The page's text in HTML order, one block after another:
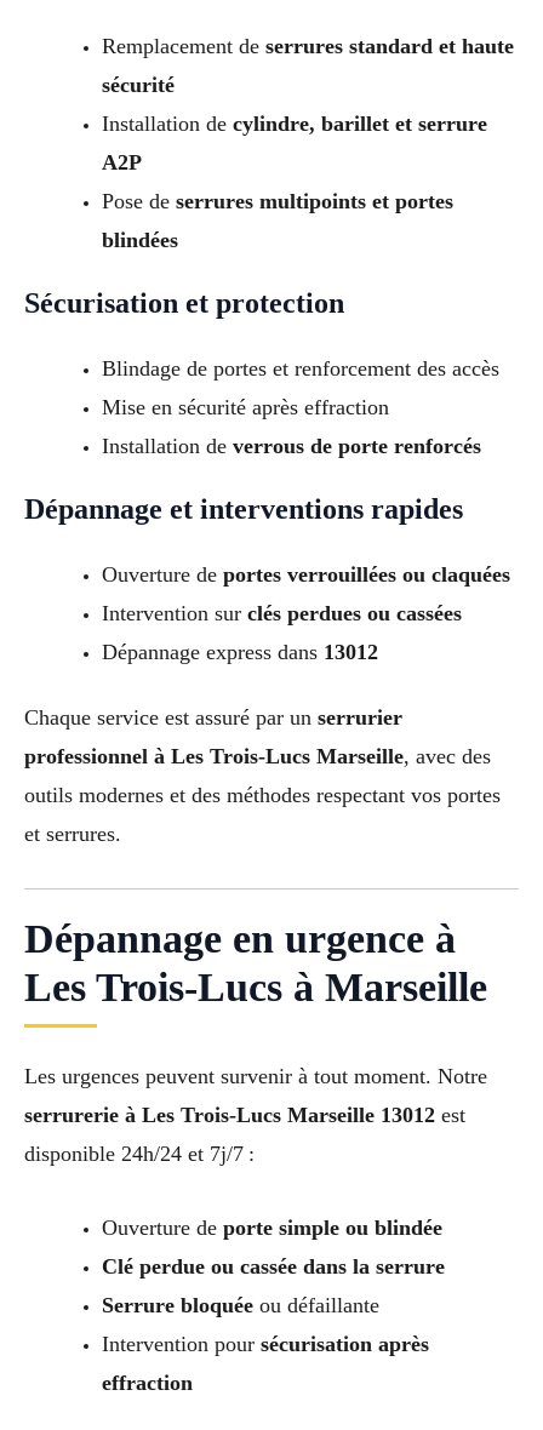
Remplacement de serrures standard et haute
sécurité
Installation de cylindre, barillet et serrure
A2P
Pose de serrures multipoints et portes
blindées
Sécurisation et protection
Blindage de portes et renforcement des accès
Mise en sécurité après effraction
Installation de verrous de porte renforcés
Dépannage et interventions rapides
Ouverture de portes verrouillées ou claquées
Intervention sur clés perdues ou cassées
Dépannage express dans 13012
Chaque service est assuré par un serrurier
professionnel à Les Trois-Lucs Marseille, avec des
outils modernes et des méthodes respectant vos portes
et serrures.
Dépannage en urgence à
Les Trois-Lucs à Marseille
Les urgences peuvent survenir à tout moment. Notre
serrurerie à Les Trois-Lucs Marseille 13012 est
disponible 24h/24 et 7j/7 :
Ouverture de porte simple ou blindée
Clé perdue ou cassée dans la serrure
Serrure bloquéeou défaillante
Intervention pour sécurisation après
effraction